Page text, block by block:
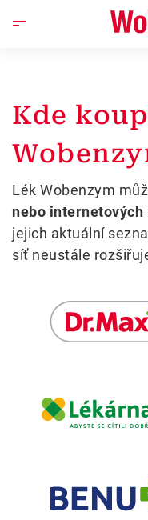
Kde
Lék Wobenzym
nebo
jejich aktuální
síť neustále